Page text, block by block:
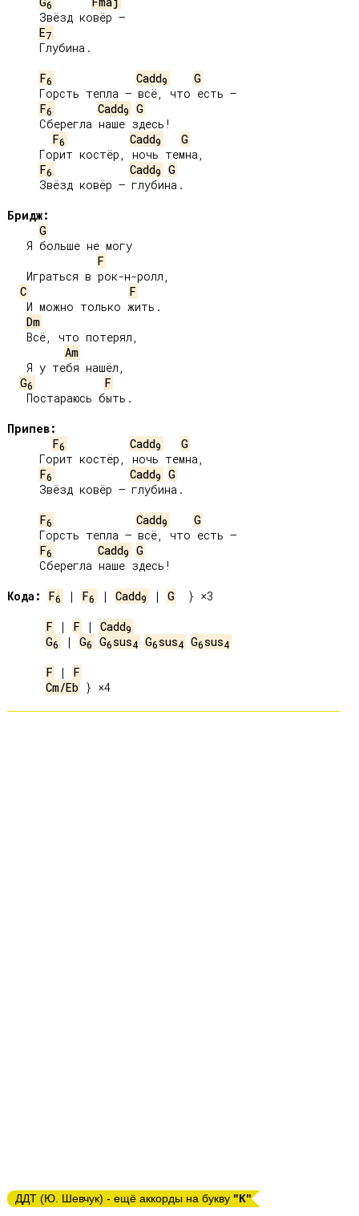
6
E7
F6 Cadd9
G
F6 Cadd9
G
F6 Cadd9
G
F6 Cadd9
G
Бридж:
G
F
C
F
Dm
Am
G6
F
Припев:
F6 Cadd9
G
F6 Cadd9
G
F6 Cadd9
G
F6 Cadd9
G
Кода:
F6 | F6 | Cadd9 | G
  } ×3
F | F | Cadd9
G6 | G6 G6sus4 G6sus4 G6sus4
F | F
Cm/Eb
ДДТ (Ю. Шевчук) - ещё аккорды на букву "К"